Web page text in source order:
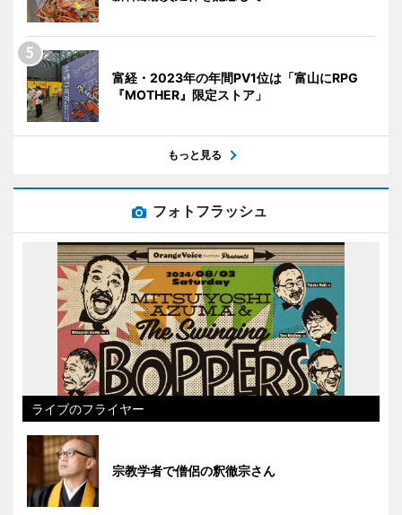
富経・2023年の年間PV1位は「富山にRPG
『MOTHER』限定ストア」
もっと見る
フォトフラッシュ
ライブのフライヤー
宗教学者で僧侶の釈徹宗さん